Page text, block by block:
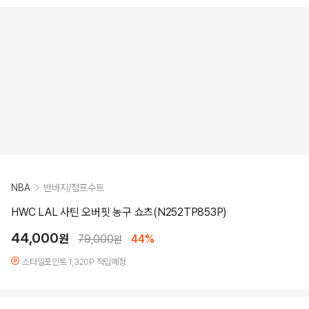
NBA 반바지/점프수트
HWC LAL 사틴 오버핏 농구 쇼츠(N252TP853P)
44,000원 79,000원 44%
스타일포인트 1,320P 적립예정